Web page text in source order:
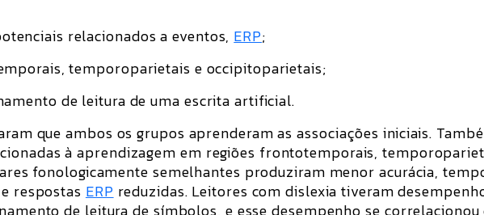
relacionados a eventos, ERP;
temporoparietais e occipitoparietais;
de leitura de uma escrita artificial.
que ambos os grupos aprenderam as associações iniciais.
à aprendizagem em regiões frontotemporais,
fonologicamente semelhantes produziram menor acurácia,
respostas ERP reduzidas. Leitores com dislexia tiveram
de leitura de símbolos, e esse desempenho se correlacionou